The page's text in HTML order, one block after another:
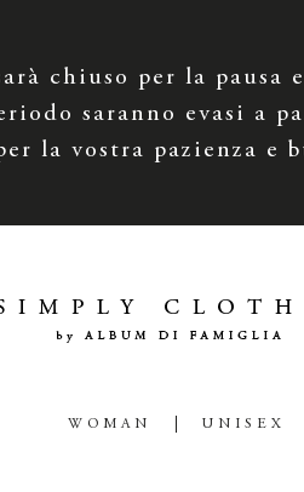
chiuso per la pausa
saranno evasi a
la vostra pazienza e
WOMAN UNISEX